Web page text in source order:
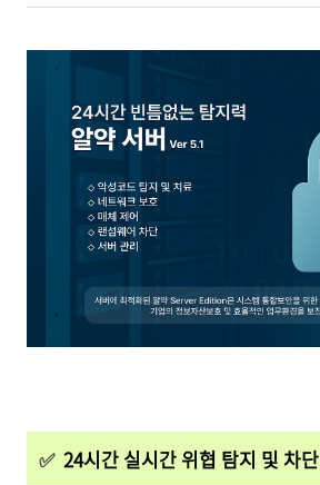
✅ 24시간 실시간 위협 탐지 및 차단